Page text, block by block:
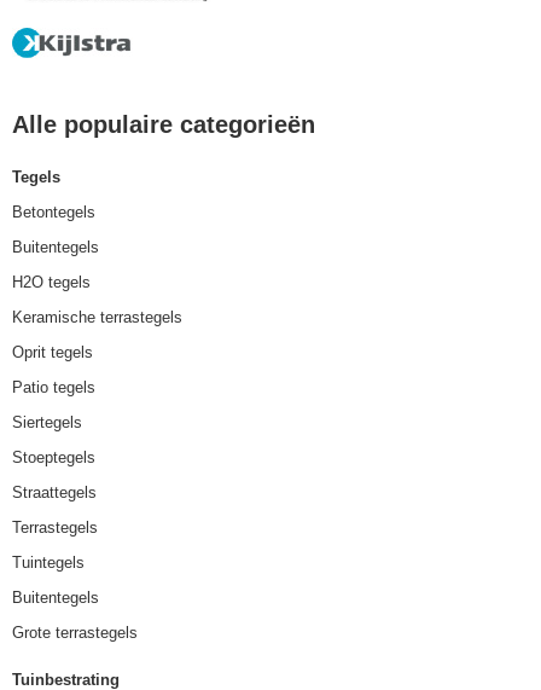
Alle populaire categorieën
Tegels
Betontegels
Buitentegels
H2O tegels
Keramische terrastegels
Oprit tegels
Patio tegels
Siertegels
Stoeptegels
Straattegels
Terrastegels
Tuintegels
Buitentegels
Grote terrastegels
Tuinbestrating